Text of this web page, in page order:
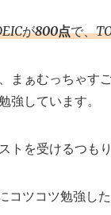
が800点で、
まぁむっちゃす
強しています。
トを受けるつも
コツコツ勉強し